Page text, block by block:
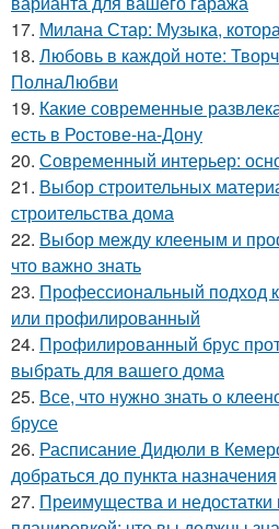
17. Милана Стар: Музыка,
18. Любовь в каждой ноте:
ПолнаЛюбви
19. Какие современные
есть в Ростове-на-Дону
20. Современный интерьер:
21. Выбор строительных
строительства дома
22. Выбор между клееным и
что важно знать
23. Профессиональный подход
или профилированный
24. Профилированный брус
выбрать для вашего дома
25. Все, что нужно знать о
брусе
26. Расписание Дидюли в
добраться до пункта назначения
27. Преимущества и недостатки